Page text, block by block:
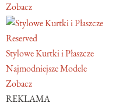
Zobacz
Reserved
Stylowe Kurtki i Płaszcze
Najmodniejsze Modele
Zobacz
REKLAMA